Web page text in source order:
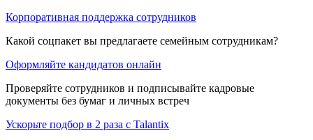
Корпоративная поддержка сотрудников
Какой соцпакет вы предлагаете семейным сотрудникам?
Оформляйте кандидатов онлайн
Проверяйте сотрудников и подписывайте кадровые
документы без бумаг и личных встреч
Ускорьте подбор в 2 раза с Talantix